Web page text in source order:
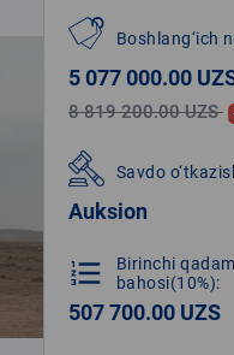
Boshlang‘ich
5 077 000.00
8 819 200.00 UZS
Savdo
Auksion
format_list_numbered
Birinchi qadam
bahosi(10%):
507 700.00 UZS